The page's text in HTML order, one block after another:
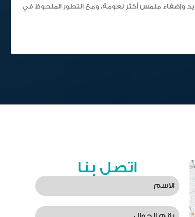
وإضفاء ملمس أكثر نعومة، ومع التطور الملحوظ في
اتصل بنا